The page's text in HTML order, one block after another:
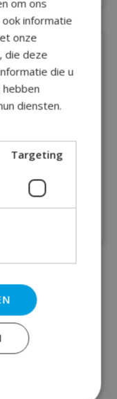
Ballonnen -
8 stuks
om ons
informatie
onze
die deze
die u
diensten.
Targeting